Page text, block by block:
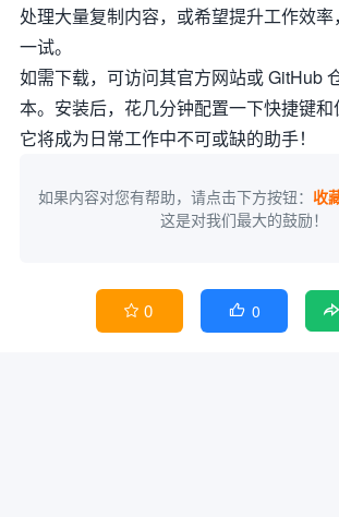
处理大量复制内容，或希望提升工作效
一试。
如需下载，可访问其官方网站或 GitHub
本。安装后，花几分钟配置一下快捷键
它将成为日常工作中不可或缺的助手！
如果内容对您有帮助，请点击下方按钮： 收
这是对我们最大的鼓励！
 0  0